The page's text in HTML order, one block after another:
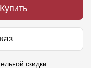
Купить
скидки